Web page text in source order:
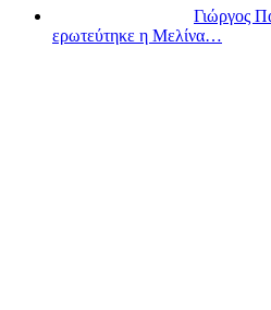
Γιώργος
ερωτεύτηκε η Μελίνα…